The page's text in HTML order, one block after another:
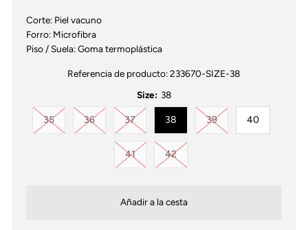
Corte: Piel vacuno
Forro: Microfibra
Piso / Suela: Goma termoplástica
Referencia de producto: 233670-SIZE-38
Size: 38
35Variante agotada o no disponible
36Variante agotada o no disponible
37Variante agotada o no disponible
38 39Variante agotada o
40
41Variante agotada o no disponible
42Variante agotada o no